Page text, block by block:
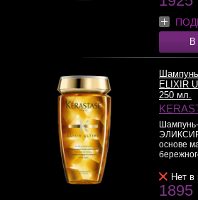
ELIXIR
250 мл.
основе
Нет в
1895